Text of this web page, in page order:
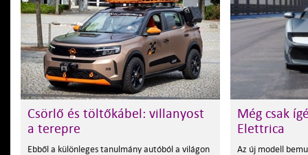
Csörlő és töltőkábel: villanyost
a terepre
Ebből a különleges tanulmány autóból a világon
Még csak
Elettrica
Az új modell